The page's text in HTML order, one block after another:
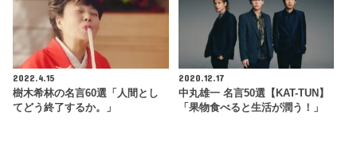
2022.4.15
樹木希林の名言60選「人間とし
てどう終了するか。」
2020.12.17
中丸雄一 名言50選【KAT-TUN】
「果物食べると生活が潤う！」